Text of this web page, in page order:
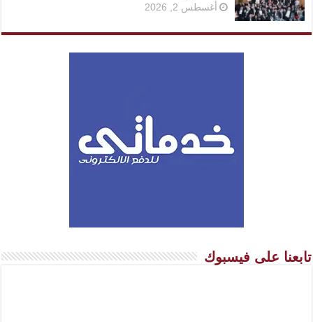
أغسطس 2, 2026
تابعنا على فيسبوك